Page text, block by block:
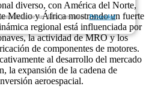
de sus datos personales.Privacidad
diverso, con América del Norte,
Medio y África mostrando un fuerte
regional está influenciada por
la actividad de MRO y los
de componentes de motores.
al desarrollo del mercado
la expansión de la cadena de
aeroespacial.